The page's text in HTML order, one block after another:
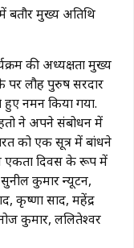
बतौर मुख्य अतिथि
की अध्यक्षता मुख्य
पर लौह पुरुष सरदार
हुए नमन किया गया.
ने अपने संबोधन में
को एक सूत्र में बांधने
एकता दिवस के रूप में
कुमार न्यूटन,
कृष्णा प्रसाद, महेंद्र
कुमार, ललितेश्वर